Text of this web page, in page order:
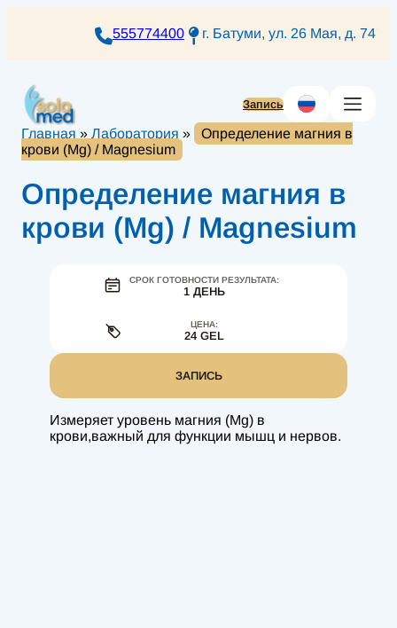
555774400 г. Батуми, ул. 26 Мая, д. 74
Запись
Главная » Лаборатория »
Определение магния в
крови (Mg) / Magnesium
Определение магния в
крови (Mg) / Magnesium
Измеряет уровень магния (Mg) в
крови,важный для функции мышц и нервов.
СРОК ГОТОВНОСТИ РЕЗУЛЬТАТА:
1 ДЕНЬ
ЦЕНА:
24 GEL
ЗАПИСЬ